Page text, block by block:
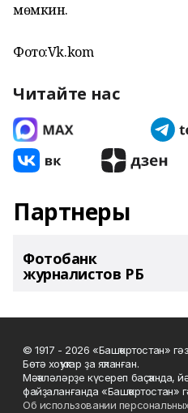
мөмкин.
Фото:Vk.kom
Читайте нас
Партнеры
Фотобанк
журналистов РБ
© 1917 - 2026 «Башҡортостан»
Бөтә хоҡуҡтар ҙа яҡланған.
Мәҡәләләрҙе күсереп баҫҡанда,
файҙаланғанда «Башҡортостан»
Об использовании